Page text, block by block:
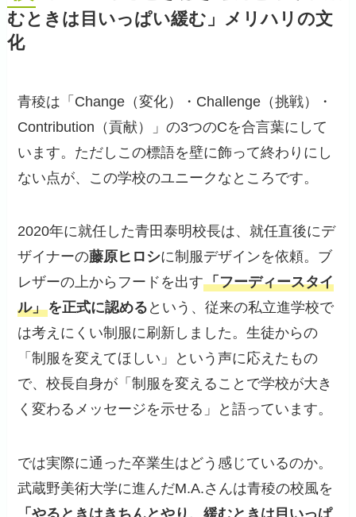
むときは目いっぱい緩む」メリハリの文
化
青稜は「Change（変化）・Challenge（挑戦）・
Contribution（貢献）」の3つのCを合言葉にして
います。ただしこの標語を壁に飾って終わりにし
ない点が、この学校のユニークなところです。
2020年に就任した青田泰明校長は、就任直後にデ
ザイナーの藤原ヒロシに制服デザインを依頼。ブ
レザーの上からフードを出す「フーディースタイ
ル」を正式に認める という、従来の私立進学校で
は考えにくい制服に刷新しました。生徒からの
「制服を変えてほしい」という声に応えたもの
で、校長自身が「制服を変えることで学校が大き
く変わるメッセージを示せる」と語っています。
では実際に通った卒業生はどう感じているのか。
武蔵野美術大学に進んだM.A.さんは青稜の校風を